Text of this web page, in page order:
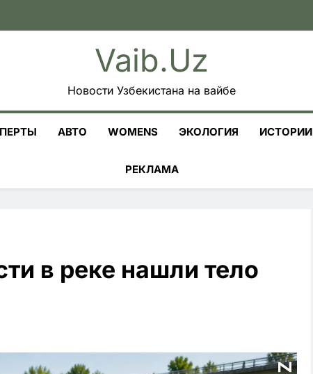
Vaib.uz
Новости Узбекистана на вайбе
АВТО WOMENS ЭКОЛОГИЯ ИСТОРИИ
РЕКЛАМА
в реке нашли тело